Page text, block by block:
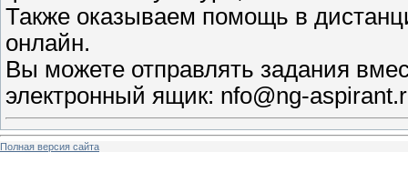
Также оказываем помощь в
онлайн.
Вы можете отправлять задания
электронный ящик: nfo@ng-
Полная версия сайта